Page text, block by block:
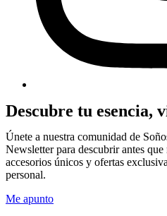
Descubre tu esencia,
Únete a nuestra comunidad de
Newsletter para descubrir antes
accesorios únicos y ofertas
personal.
Me apunto